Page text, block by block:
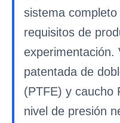
sistema
requisitos de
experimentación.
patentada de
(PTFE) y caucho
nivel de presión